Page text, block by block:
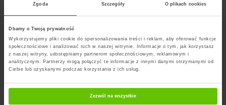
Zgoda Szczegóły O plikach cookies
Dbamy o Twoją prywatność
Wykorzystujemy pliki cookie do spersonalizowania treści i reklam, aby oferować funkcje
społecznościowe i analizować ruch w naszej witrynie. Informacje o tym, jak korzystasz
z naszej witryny, udostępniamy partnerom społecznościowym, reklamowym i
analitycznym. Partnerzy mogą połączyć te informacje z innymi danymi otrzymanymi od
Ciebie lub uzyskanymi podczas korzystania z ich usług.
Zezwól na wszystkie
DPD InPost
Paczkomaty
InPost ORLEN